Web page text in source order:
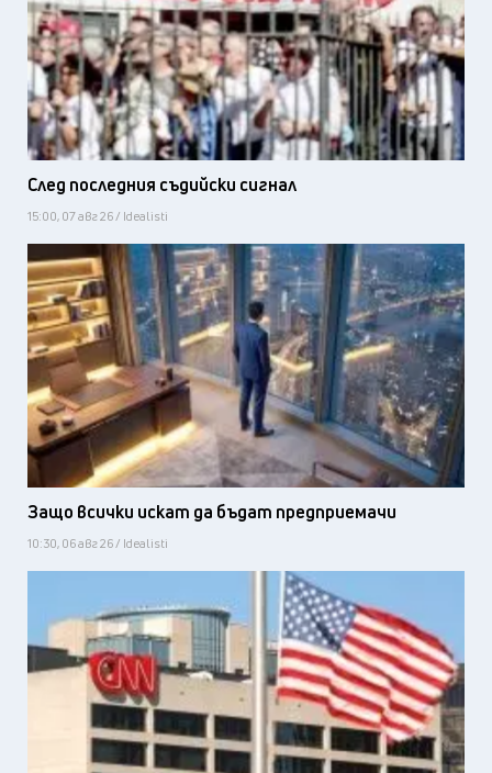
След последния съдийски сигнал
15:00, 07 авг 26 / Idealisti
Защо всички искат да бъдат предприемачи
10:30, 06 авг 26 / Idealisti